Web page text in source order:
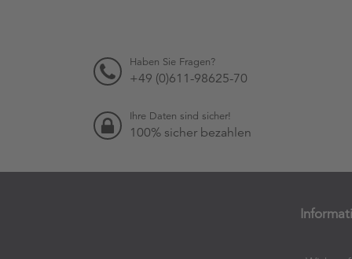
Haben Sie Fragen?
+49 (0)611-98625-70
Ihre Daten sind sicher!
100% sicher bezahlen